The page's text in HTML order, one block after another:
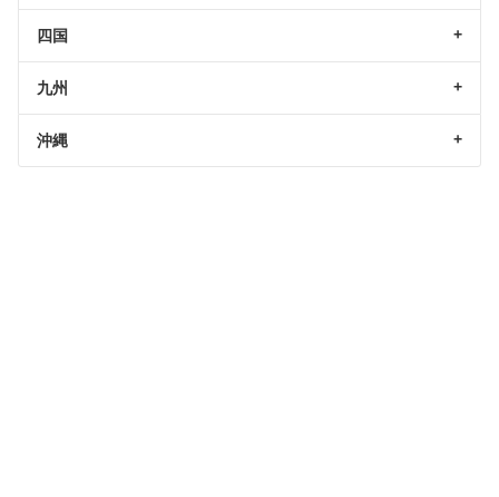
四国
九州
沖縄